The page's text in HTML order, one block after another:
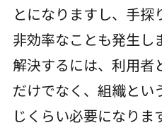
とになりますし、手探
非効率なことも発生し
解決するには、利用者
だけでなく、組織とい
じくらい必要になりま